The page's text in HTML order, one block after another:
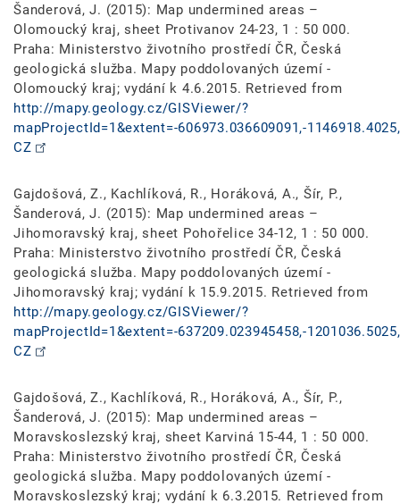
Šanderová, J. (2015): Map undermined areas –
Olomoucký kraj, sheet Protivanov 24-23, 1 : 50 000.
Praha: Ministerstvo životního prostředí ČR, Česká
geologická služba. Mapy poddolovaných území -
Olomoucký kraj; vydání k 4.6.2015. Retrieved from
http://mapy.geology.cz/GISViewer/?
mapProjectId=1&extent=-606973.036609091,-
CZ
Gajdošová, Z., Kachlíková, R., Horáková, A., Šír, P.,
Šanderová, J. (2015): Map undermined areas –
Jihomoravský kraj, sheet Pohořelice 34-12, 1 : 50 000.
Praha: Ministerstvo životního prostředí ČR, Česká
geologická služba. Mapy poddolovaných území -
Jihomoravský kraj; vydání k 15.9.2015. Retrieved from
http://mapy.geology.cz/GISViewer/?
mapProjectId=1&extent=-637209.023945458,-
CZ
Gajdošová, Z., Kachlíková, R., Horáková, A., Šír, P.,
Šanderová, J. (2015): Map undermined areas –
Moravskoslezský kraj, sheet Karviná 15-44, 1 : 50 000.
Praha: Ministerstvo životního prostředí ČR, Česká
geologická služba. Mapy poddolovaných území -
Moravskoslezský kraj; vydání k 6.3.2015. Retrieved from